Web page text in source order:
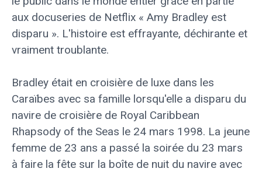
aux docuseries de Netflix « Amy Bradley est
disparu ». L'histoire est effrayante, déchirante et
vraiment troublante.
Bradley était en croisière de luxe dans les
Caraïbes avec sa famille lorsqu'elle a disparu du
navire de croisière de Royal Caribbean
Rhapsody of the Seas le 24 mars 1998. La jeune
femme de 23 ans a passé la soirée du 23 mars
à faire la fête sur la boîte de nuit du navire avec